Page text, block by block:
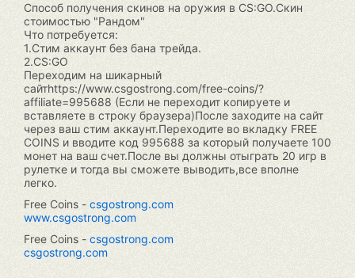
Способ получения скинов на оружия в CS:GO.Скин
стоимостью "Рандом"
Что потребуется:
1.Стим аккаунт без бана трейда.
2.СS:GO
Переходим на шикарный
сайтhttps://www.csgostrong.com/free-coins/?
affiliate=995688 (Если не переходит копируете и
вставляете в строку браузера)После заходите на сайт
через ваш стим аккаунт.Переходите во вкладку FREE
COINS и вводите код 995688 за который получаете 100
монет на ваш счет.После вы должны отыграть 20 игр в
рулетке и тогда вы сможете выводить,все вполне
легко.
Free Coins - csgostrong.com
www.csgostrong.com
Free Coins - csgostrong.com
csgostrong.com